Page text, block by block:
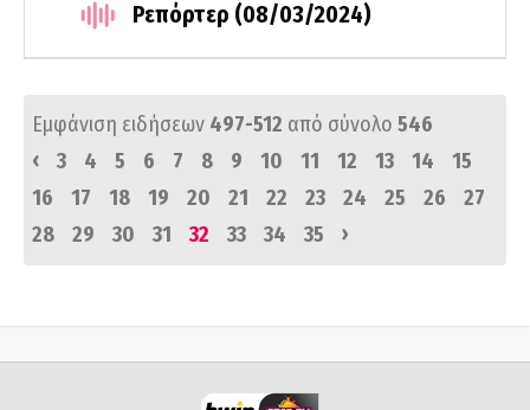
Ρεπόρτερ (08/03/2024)
Εμφάνιση ειδήσεων 497-512 από σύνολο 546
‹
3 4 5 6 7 8 9 10 11 12 13 14
15
16
17 18 19 20 21 22 23 24 25 26
27
28
29 30 31 32 33 34 35 ›